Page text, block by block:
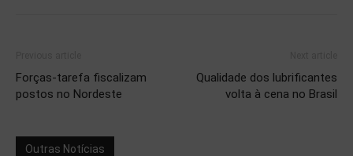
Forças-tarefa fiscalizam
postos no Nordeste
Qualidade dos lubrificantes
volta à cena no Brasil
Outras Notícias